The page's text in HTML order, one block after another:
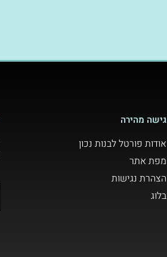
גישה מהירה
אודות פורטל לבנות נכון
מפת אתר
הצהרת נגישות
בלוג